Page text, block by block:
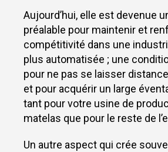
FR
ES
EN
RU
Aujourd’hui, elle est devenue
préalable pour maintenir et
compétitivité dans une
plus automatisée ; une
pour ne pas se laisser
et pour acquérir un large
tant pour votre usine de
matelas que pour le reste de
Un autre aspect qui crée